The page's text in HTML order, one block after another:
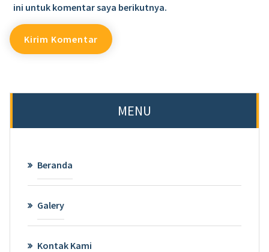
ini untuk komentar saya berikutnya.
MENU
Beranda
Galery
Kontak Kami